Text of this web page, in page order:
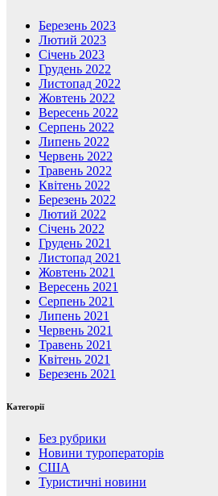
Березень 2023
Лютий 2023
Січень 2023
Грудень 2022
Листопад 2022
Жовтень 2022
Вересень 2022
Серпень 2022
Липень 2022
Червень 2022
Травень 2022
Квітень 2022
Березень 2022
Лютий 2022
Січень 2022
Грудень 2021
Листопад 2021
Жовтень 2021
Вересень 2021
Серпень 2021
Липень 2021
Червень 2021
Травень 2021
Квітень 2021
Березень 2021
Категорії
Без рубрики
Новини туроператорів
США
Туристичні новини